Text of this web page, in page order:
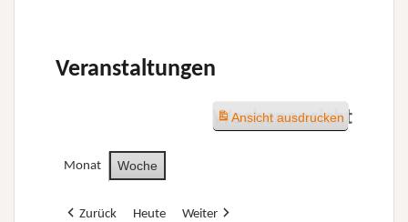
Veranstaltungen
Wochenansicht
Monat Woche
Zurück Heute Weiter
Ansichtausdrucken